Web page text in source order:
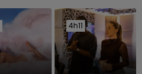
4h11
4h11